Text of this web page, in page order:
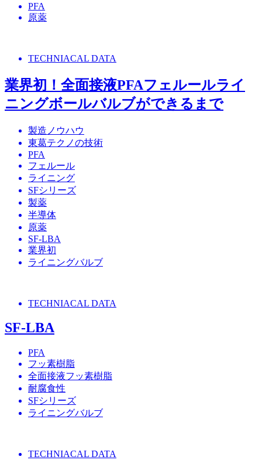
PFA
原薬
TECHNIACAL DATA
業界初！全面接液PFAフェルールライ
ニングボールバルブができるまで
製造ノウハウ
東葛テクノの技術
PFA
フェルール
ライニング
SFシリーズ
製薬
半導体
原薬
SF-LBA
業界初
ライニングバルブ
TECHNIACAL DATA
SF-LBA
PFA
フッ素樹脂
全面接液フッ素樹脂
耐腐食性
SFシリーズ
ライニングバルブ
TECHNIACAL DATA